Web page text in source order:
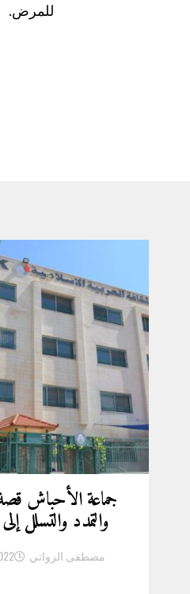
للمرض.
جماعة الأحباش
والتمدد والتسلل
مصطفى الزواتي